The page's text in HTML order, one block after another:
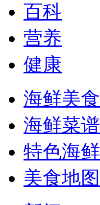
百科
营养
健康
海鲜美食
海鲜菜谱
特色海鲜
美食地图